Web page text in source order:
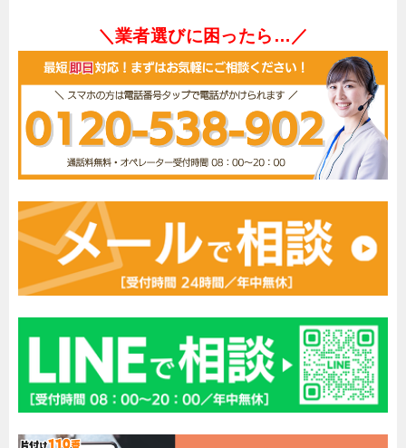
＼業者選びに困ったら…／